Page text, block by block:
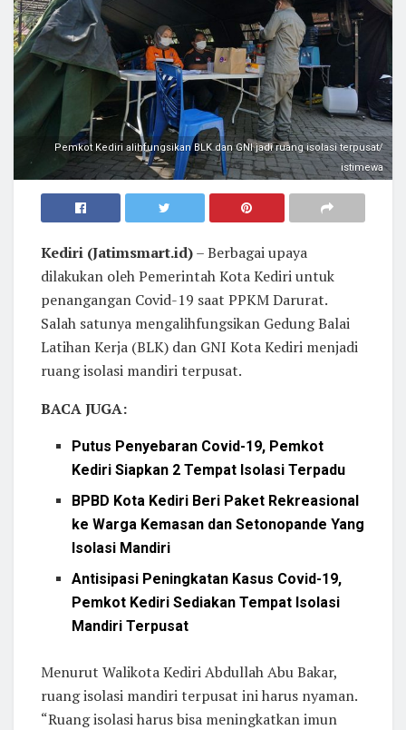
Pemkot Kediri alihfungsikan BLK dan GNI jadi ruang isolasi terpusat/
istimewa
Kediri (Jatimsmart.id)– Berbagai upaya
dilakukan oleh Pemerintah Kota Kediri untuk
penangangan Covid-19 saat PPKM Darurat.
Salah satunya mengalihfungsikan Gedung Balai
Latihan Kerja (BLK) dan GNI Kota Kediri menjadi
ruang isolasi mandiri terpusat.
BACA JUGA:
Putus Penyebaran Covid-19, Pemkot
Kediri Siapkan 2 Tempat Isolasi Terpadu
BPBD Kota Kediri Beri Paket Rekreasional
ke Warga Kemasan dan Setonopande Yang
Isolasi Mandiri
Antisipasi Peningkatan Kasus Covid-19,
Pemkot Kediri Sediakan Tempat Isolasi
Mandiri Terpusat
Menurut Walikota Kediri Abdullah Abu Bakar,
ruang isolasi mandiri terpusat ini harus nyaman.
“Ruang isolasi harus bisa meningkatkan imun